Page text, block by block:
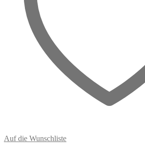
Auf die Wunschliste